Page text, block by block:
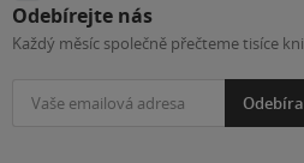
Odebírejte nás
Každý měsíc společně přečteme tisíce